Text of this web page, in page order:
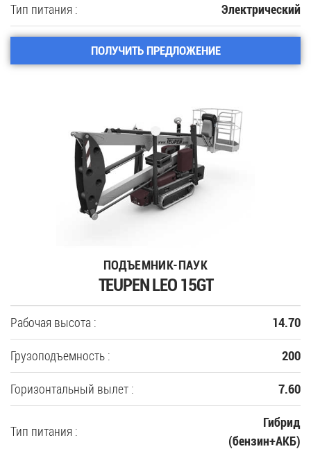
Тип питания : Электрический
ПОЛУЧИТЬ ПРЕДЛОЖЕНИЕ
ПОДЪЕМНИК-ПАУК
TEUPEN LEO 15GT
Рабочая высота : 14.70
Грузоподъемность : 200
Горизонтальный вылет : 7.60
Тип питания :
Гибрид
(бензин+АКБ)